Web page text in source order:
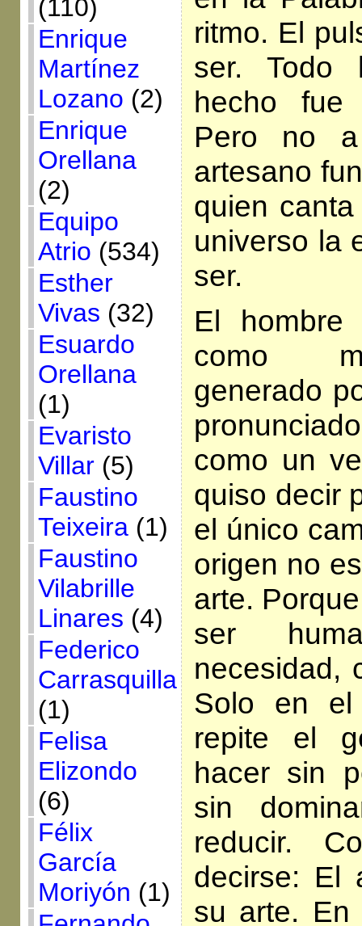
(110)
Enrique
Martínez
Lozano (2)
Enrique
Orellana
(2)
Equipo
Atrio (534)
Esther
Vivas (32)
Esuardo
Orellana
(1)
Evaristo
Villar(5)
Faustino
Teixeira(1)
Faustino
Vilabrille
Linares (4)
Federico
Carrasquilla
(1)
Felisa
Elizondo
(6)
Félix
García
Moriyón (1)
ritmo. El
ser.
hecho
Pero no
artesano
quien
universo la
ser.
El
como
generado
como un
quiso decir
el único
origen no
arte.
ser
necesidad,
Solo en el
repite el
hacer sin
sin
reducir.
decirse: El
su arte. En